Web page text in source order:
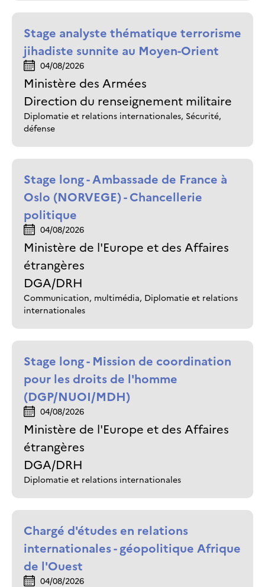
Stage analyste thématique terrorisme
jihadiste sunnite au Moyen-Orient
04/08/2026
Ministère des Armées
Direction du renseignement militaire
Diplomatie et relations internationales, Sécurité,
défense
Stage long - Ambassade de France à
Oslo (NORVEGE) - Chancellerie
politique
04/08/2026
Ministère de l'Europe et des Affaires
étrangères
DGA/DRH
Communication, multimédia, Diplomatie et relations
internationales
Stage long - Mission de coordination
pour les droits de l'homme
(DGP/NUOI/MDH)
04/08/2026
Ministère de l'Europe et des Affaires
étrangères
DGA/DRH
Diplomatie et relations internationales
Chargé d'études en relations
internationales - géopolitique Afrique
de l'Ouest
04/08/2026